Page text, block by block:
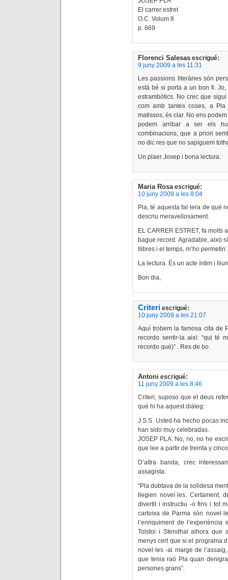
El carrer estret
O.C. Volum 8
p. 669
Florenci Salesas escrigué:
9 juny 2009 a les 11:31
Les passions literàries són
està bé si porta a un bon fi.
estrambòtics. No crec que
com amb tantes coses, a
matissos, és clar. No ens
podem arribar a ser els
combinacions, que a priori
no dic res que no sapiguem
Un plaer Josep i bona lectura.
Maria Rosa escrigué:
10 juny 2009 a les 8:04
Pla, té aquesta fal·lera de què
descriu meravellosament.
EL CARRER ESTRET, fa
bague record. Agradable, això
llibres i el temps, m’ho
La lectura. És un acte íntim i
Bon dia,
Criteri escrigué:
10 juny 2009 a les 21:07
Aquí trobem la famosa cita de
recordo sentir-la així: “qui té
recordo què)” . Res de bo.
Antoni escrigué:
11 juny 2009 a les 8:46
Criteri, suposo que et deus
què hi ha aquest diàleg:
J.S.S. Usted ha hecho pocas
han sido muy celebradas.
JOSEP PLA: No, no, no he
que lee a partir de treinta y
D’altra banda, crec
assagista:
“Pla dubtava de la solidesa
llegien novel·les. Certament,
divertit i instructiu -o fins i tot
cartoixa de Parma són
l’enriquiment de
Tolstoi i Stendhal alhora que
menys cert que si el programa
novel·les -al marge de
que tenia raó Pla quan
persones grans”.